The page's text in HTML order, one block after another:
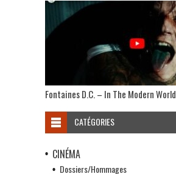
Fontaines D.C. – In The Modern World
CATÉGORIES
CINÉMA
Dossiers/Hommages